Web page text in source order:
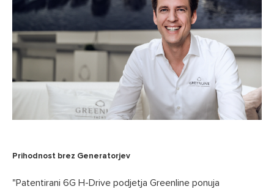
Prihodnost brez Generatorjev
"Patentirani 6G H-Drive podjetja Greenline ponuja